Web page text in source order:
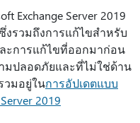
Exchange Server 2019
งรวมถึงการแก้ไขสําหรับ
ะการแก้ไขที่ออกมาก่อน
ปลอดภัยและที่ไม่ใช่ด้าน
วมอยู่ในการอัปเดตแบบ
2019